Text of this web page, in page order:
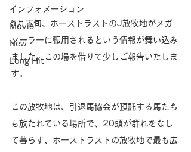
インフォメーション
Movie
New
Long Hit
5月下旬、ホーストラストのJ放牧地がメガ
ソーラーに転用されるという情報が舞い込み
ました。この場を借りて少しご報告いたしま
す。
この放牧地は、引退馬協会が預託する馬たち
も放たれている場所で、20頭が群れをなし
て暮らす、ホーストラストの放牧地で最も広